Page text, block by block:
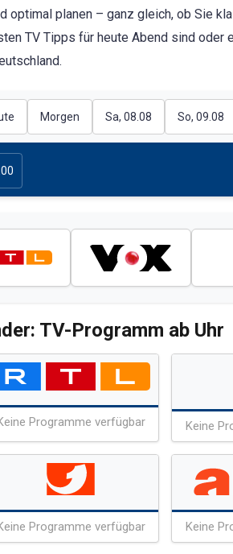
planen – ganz gleich, ob Sie
TV Tipps für heute Abend sind
Morgen Sa, 08.08 So, 09.08
TV-Programm ab Uhr
Programme verfügbar Keine
Programme verfügbar Keine